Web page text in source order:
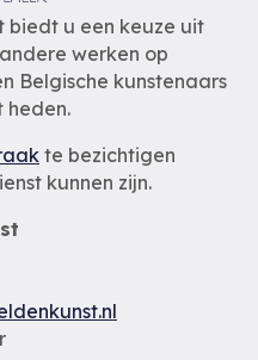
biedt u een keuze uit
werken op
Belgische kunstenaars
heden.
te bezichtigen
kunnen zijn.